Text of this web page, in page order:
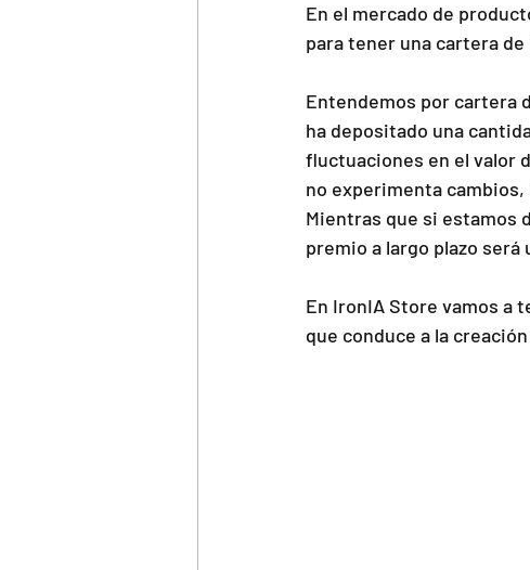
En el mercado de
para tener una cartera
Entendemos por cartera
ha depositado una
fluctuaciones en el valor
no experimenta
Mientras que si estamos
premio a largo plazo
En IronIA Store vamos a
que conduce a la